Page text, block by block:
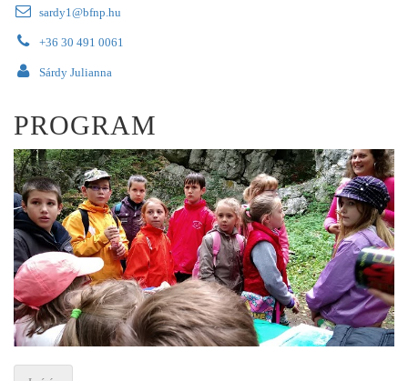
sardy1@bfnp.hu
+36 30 491 0061
Sárdy Julianna
PROGRAM